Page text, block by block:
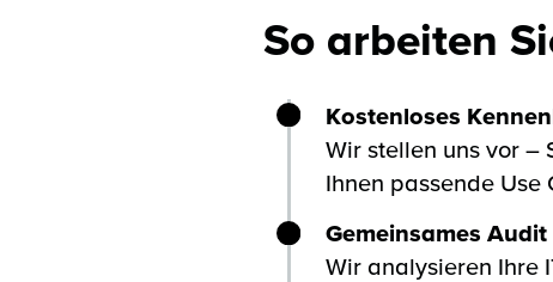
So arbeiten
Kostenloses
Wir stellen uns vor –
Ihnen passende Use
Gemeinsames Audit
Wir analysieren Ihre